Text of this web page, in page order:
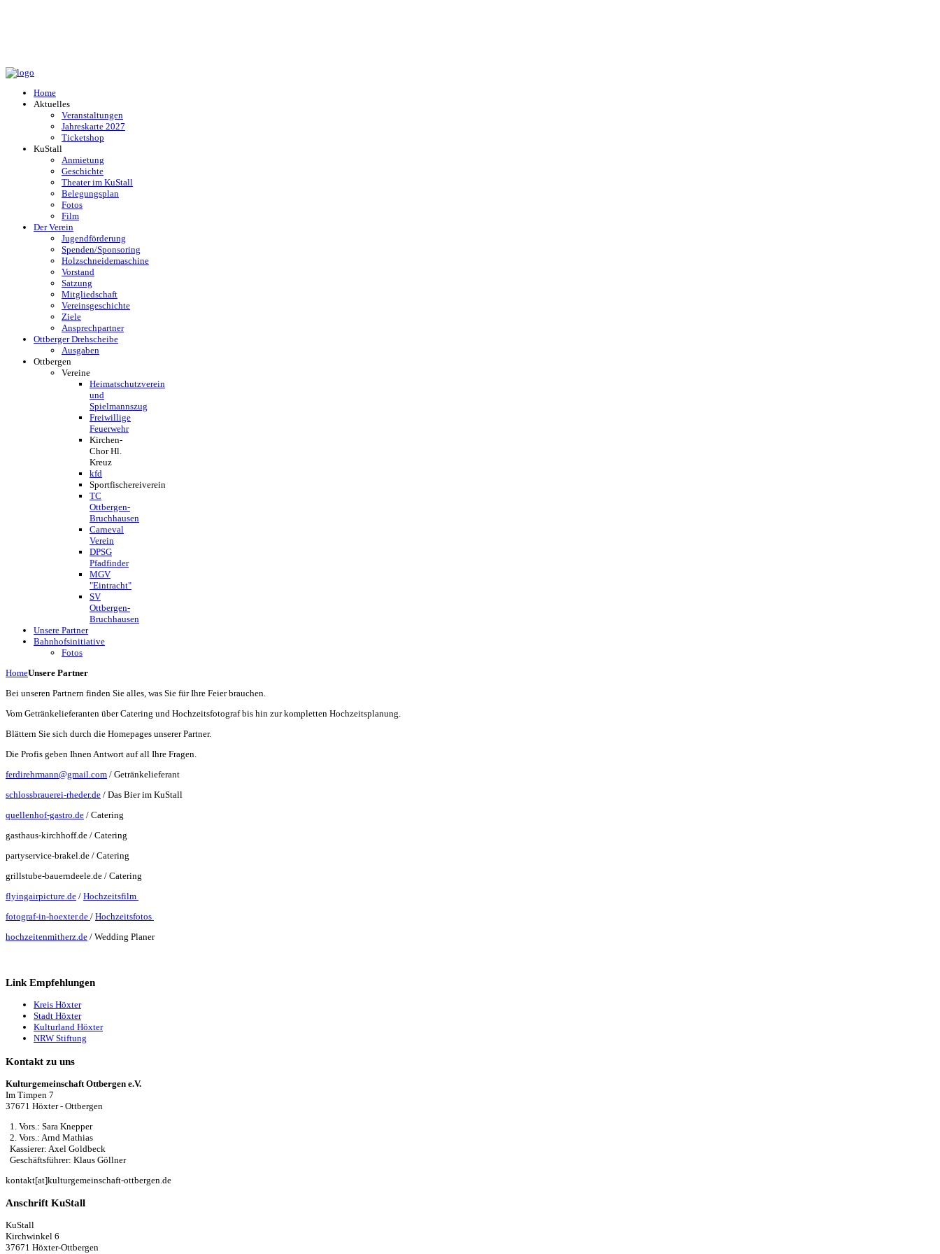
Home
Aktuelles
Veranstaltungen
Jahreskarte 2027
Ticketshop
KuStall
Anmietung
Geschichte
Theater im KuStall
Belegungsplan
Fotos
Film
Der Verein
Jugendförderung
Spenden/Sponsoring
Holzschneidemaschine
Vorstand
Satzung
Mitgliedschaft
Vereinsgeschichte
Ziele
Ansprechpartner
Ottberger Drehscheibe
Ausgaben
Ottbergen
Vereine
Heimatschutzverein
und
Spielmannszug
Freiwillige
Feuerwehr
Kirchen-
Chor Hl.
Kreuz
kfd
Sportfischereiverein
TC
Ottbergen-
Bruchhausen
Carneval
Verein
DPSG
Pfadfinder
MGV
"Eintracht"
SV
Ottbergen-
Bruchhausen
Unsere Partner
Bahnhofsinitiative
Fotos
HomeUnsere Partner
Bei unseren Partnern finden Sie alles, was Sie für Ihre Feier brauchen.
Vom Getränkelieferanten über Catering und Hochzeitsfotograf bis hin zur kompletten Hochzeitsplanung.
Blättern Sie sich durch die Homepages unserer Partner.
Die Profis geben Ihnen Antwort auf all Ihre Fragen.
ferdirehrmann@gmail.com / Getränkelieferant
schlossbrauerei-rheder.de / Das Bier im KuStall
quellenhof-gastro.de / Catering
gasthaus-kirchhoff.de / Catering
partyservice-brakel.de / Catering
grillstube-bauerndeele.de / Catering
flyingairpicture.de / Hochzeitsfilm
fotograf-in-hoexter.de / Hochzeitsfotos
hochzeitenmitherz.de / Wedding Planer
Link Empfehlungen
Kreis Höxter
Stadt Höxter
Kulturland Höxter
NRW Stiftung
Kontakt zu uns
Kulturgemeinschaft Ottbergen e.V.
Im Timpen 7
37671 Höxter - Ottbergen
1. Vors.: Sara Knepper
2. Vors.: Arnd Mathias
Kassierer: Axel Goldbeck
Geschäftsführer: Klaus Göllner
kontakt[at]kulturgemeinschaft-ottbergen.de
Anschrift KuStall
KuStall
Kirchwinkel 6
37671 Höxter-Ottbergen